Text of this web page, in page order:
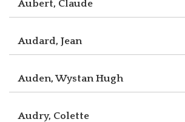
Aubert, Claude
Audard, Jean
Auden, Wystan Hugh
Audry, Colette